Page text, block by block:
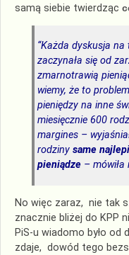
samą siebie twierdząc
“Każda dyskusja
zaczynała się od
zmarnotrawią
wiemy, że to
pieniędzy na inne
miesięcznie 600
margines –
rodziny same
pieniądze – mówiła
No więc zaraz, nie tak
znacznie bliżej do KPP
PiS-u wiadomo było
zdaje, dowód tego